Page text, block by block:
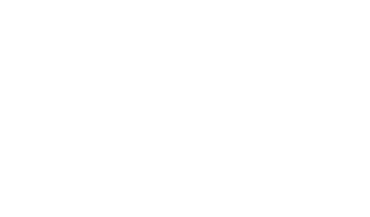
部门收入的41%以上，云计算和生成式AI为中心
统翻译与编辑。
及企业对数据外泄的担忧完美契合，确保安全
团从传统流通企业转型为AI数据中心业务的背景
构。SK电信推出的AI推理工厂针对高成本和高
K1'，全球LLM竞争SK电信展示了进入政府“
，擅长韩语、英语及通信数据。与OpenAI和谷